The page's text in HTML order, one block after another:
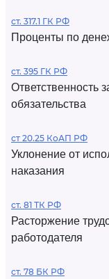
ст. 317.1 ГК РФ
Проценты по
ст. 395 ГК РФ
Ответственность
обязательства
ст 20.25 КоАП РФ
Уклонение от
наказания
ст. 81 ТК РФ
Расторжение
работодателя
ст. 78 БК РФ